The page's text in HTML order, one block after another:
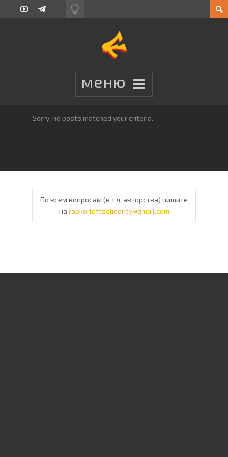
Sorry, no posts matched your criteria.
По всем вопросам (в т.ч. авторства) пишите
на rabkorleftsolidarity@gmail.com